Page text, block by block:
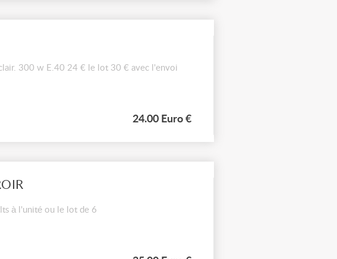
300 w E.40 24 € le lot 30 € avec l'envoi
24.00 Euro €
à l'unité ou le lot de 6